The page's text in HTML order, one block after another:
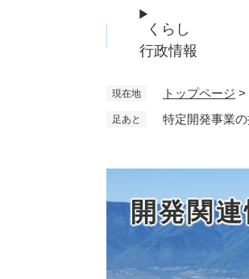
くらし
行政情報
現在地 トップページ >
足あと 特定開発事業
開発関